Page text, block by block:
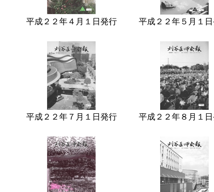
平成２２年４月１日発行 平成２２年５月１
平成２２年７月１日発行 平成２２年８月１